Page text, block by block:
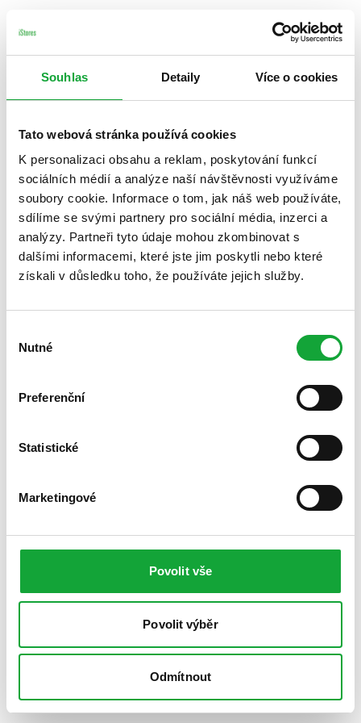
Souhlas Detaily Více o cookies
Tato webová stránka používá cookies
K personalizaci obsahu a reklam, poskytování funkcí
sociálních médií a analýze naší návštěvnosti využíváme
soubory cookie. Informace o tom, jak náš web používáte,
sdílíme se svými partnery pro sociální média, inzerci a
analýzy. Partneři tyto údaje mohou zkombinovat s
dalšími informacemi, které jste jim poskytli nebo které
získali v důsledku toho, že používáte jejich služby.
souhlasu
Nutné
Preferenční
Statistické
Marketingové
Povolit vše
Povolit výběr
Odmítnout